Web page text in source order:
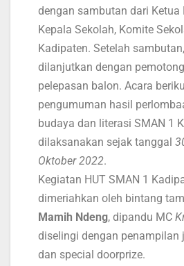
dengan sambutan dari Ketua
Kepala Sekolah, Komite
Kadipaten. Setelah
dilanjutkan dengan
pelepasan balon. Acara
pengumuman hasil
budaya dan literasi SMAN 1
dilaksanakan sejak tanggal
Oktober 2022.
Kegiatan HUT SMAN 1
dimeriahkan oleh bintang
Mamih Ndeng, dipandu MC
diselingi dengan penampilan
dan special doorprize.